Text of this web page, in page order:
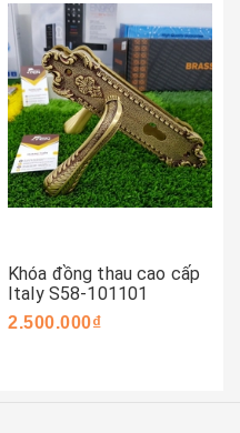
Khóa đồng thau cao cấp
Italy S58-101101
2.500.000₫